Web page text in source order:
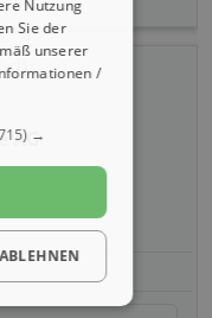
d)
AG
Nutzung
Sie der
unserer
/
→